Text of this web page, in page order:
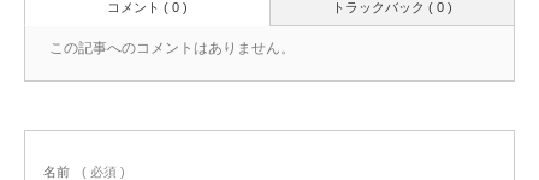
トラックバック ( 0 )
コメント ( 0 )
この記事へのコメントはありません。
名前 ( 必須 )